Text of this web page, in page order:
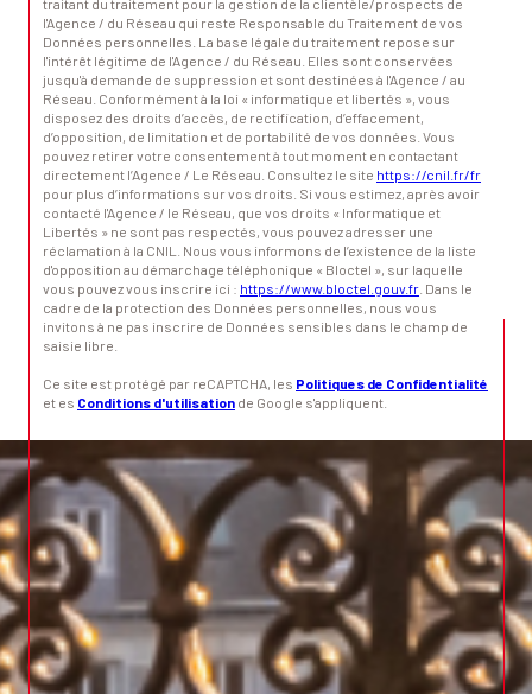
traitant du traitement pour la gestion de la clientèle/prospects de
l'Agence / du Réseau qui reste Responsable du Traitement de vos
Données personnelles. La base légale du traitement repose sur
l'intérêt légitime de l'Agence / du Réseau. Elles sont conservées
jusqu'à demande de suppression et sont destinées à l'Agence / au
Réseau. Conformément à la loi « informatique et libertés », vous
disposez des droits d’accès, de rectification, d’effacement,
d’opposition, de limitation et de portabilité de vos données. Vous
pouvez retirer votre consentement à tout moment en contactant
directement l’Agence / Le Réseau. Consultez le site https://cnil.fr/fr
pour plus d’informations sur vos droits. Si vous estimez, après avoir
contacté l'Agence / le Réseau, que vos droits « Informatique et
Libertés » ne sont pas respectés, vous pouvez adresser une
réclamation à la CNIL. Nous vous informons de l’existence de la liste
d'opposition au démarchage téléphonique « Bloctel », sur laquelle
vous pouvez vous inscrire ici : https://www.bloctel.gouv.fr . Dans le
cadre de la protection des Données personnelles, nous vous
invitons à ne pas inscrire de Données sensibles dans le champ de
saisie libre.
Ce site est protégé par reCAPTCHA, les Politiques de Confidentialité
et es Conditions d'utilisation de Google s'appliquent.